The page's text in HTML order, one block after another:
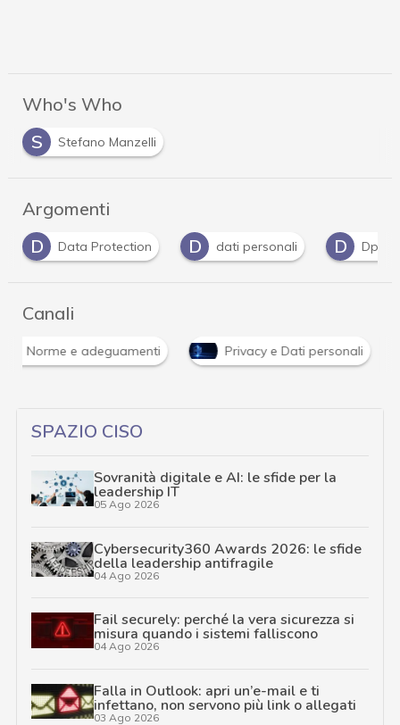
Who's Who
S
Stefano Manzelli
Argomenti
D
Data Protection D dati personali D Dpo
Canali
Norme e adeguamenti Privacy e Dati personali
SPAZIO CISO
Sovranità digitale e AI: le sfide per la
leadership IT
05 Ago 2026
Cybersecurity360 Awards 2026: le sfide
della leadership antifragile
04 Ago 2026
Fail securely: perché la vera sicurezza si
misura quando i sistemi falliscono
04 Ago 2026
Falla in Outlook: apri un’e-mail e ti
infettano, non servono più link o allegati
03 Ago 2026